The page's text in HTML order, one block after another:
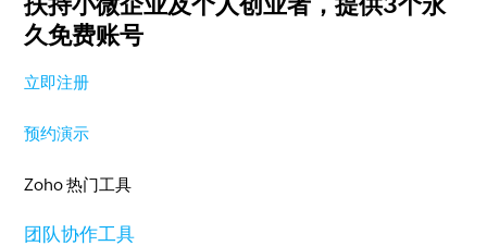
久免费账号
立即注册
预约演示
Zoho 热门工具
团队协作工具